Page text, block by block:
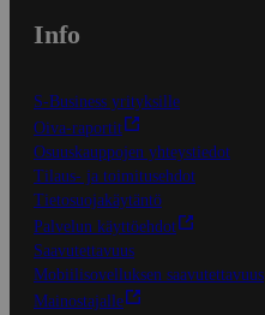
Info
S-Business yrityksille
Oiva-raportit
Osuuskauppojen yhteystiedot
Tilaus- ja toimitusehdot
Tietosuojakäytäntö
Palvelun käyttöehdot
Saavutettavuus
Mobiilisovelluksen saavutettavuus
Mainostajalle